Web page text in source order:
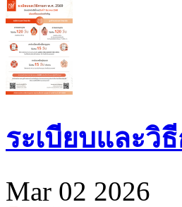
ระเบียบและวิ
Mar 02 2026